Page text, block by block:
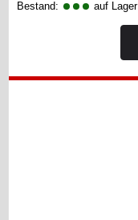
Bestand: auf Lager